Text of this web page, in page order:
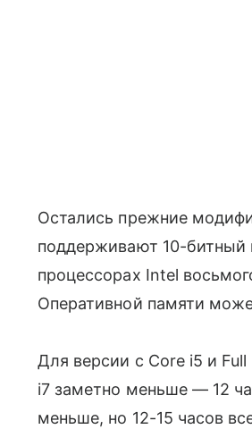
Остались прежние
поддерживают 10-битный
процессорах Intel
Оперативной памяти
Для версии с Core i5 и
i7 заметно меньше — 12
меньше, но 12-15 часов